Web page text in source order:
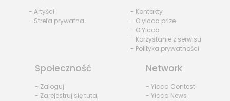
- Artyści
- Strefa prywatna
- Kontakty
- O yicca prize
- O Yicca
- Korzystanie z serwisu
- Polityka prywatności
Społeczność
- Zaloguj
- Zarejestruj się tutaj
Network
- Yicca Contest
- Yicca News